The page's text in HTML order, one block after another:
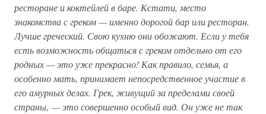
ресторане и коктейлей в баре. Кстати, место
знакомства с греком — именно дорогой бар или ресторан.
Лучше греческий. Свою кухню они обожают. Если у тебя
есть возможность общаться с греком отдельно от его
родных — это уже прекрасно! Как правило, семья, а
особенно мать, принимает непосредственное участие в
его амурных делах. Грек, живущий за пределами своей
страны, — это совершенно особый вид. Он уже не так